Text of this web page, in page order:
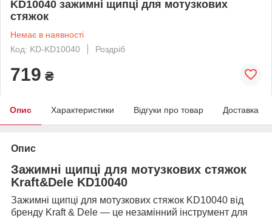
KD10040 зажимні щипці для мотузкових
стяжок
Немає в наявності
Код: KD-KD10040
Роздріб
719 ₴
Опис Характеристики Відгуки про товар Доставка
Опис
Зажимні щипці для мотузкових стяжок
Kraft&Dele KD10040
Зажимні щипці для мотузкових стяжок KD10040 від
бренду Kraft & Dele — це незамінний інструмент для